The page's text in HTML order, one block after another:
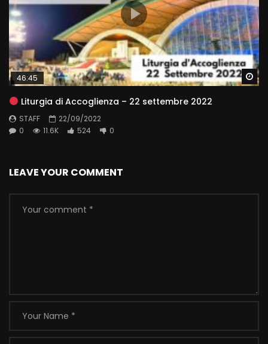
46:45
Liturgia di Accoglienza – 22 settembre 2022
STAFF
22/09/2022
0
11.6K 524 0
LEAVE YOUR COMMENT